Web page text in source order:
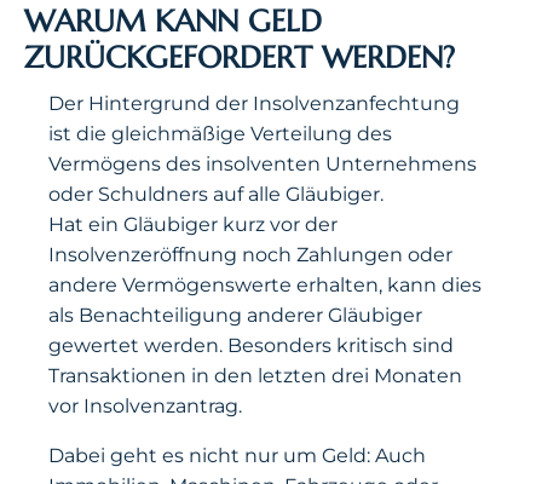
WARUM KANN GELD
ZURÜCKGEFORDERT WERDEN?
Der Hintergrund der Insolvenzanfechtung
ist die gleichmäßige Verteilung des
Vermögens des insolventen Unternehmens
oder Schuldners auf alle Gläubiger.
Hat ein Gläubiger kurz vor der
Insolvenzeröffnung noch Zahlungen oder
andere Vermögenswerte erhalten, kann dies
als Benachteiligung anderer Gläubiger
gewertet werden. Besonders kritisch sind
Transaktionen in den letzten drei Monaten
vor Insolvenzantrag.
Dabei geht es nicht nur um Geld: Auch